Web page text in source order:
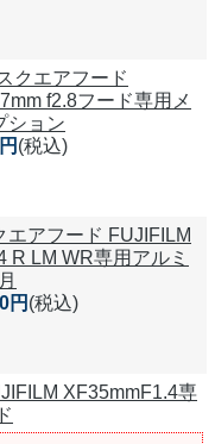
クエアフード
f2.8フード専用メ
ション
(税込)
エアフード FUJIFILM
R LM WR専用アルミ
円 (税込)
XF35mmF1.4専